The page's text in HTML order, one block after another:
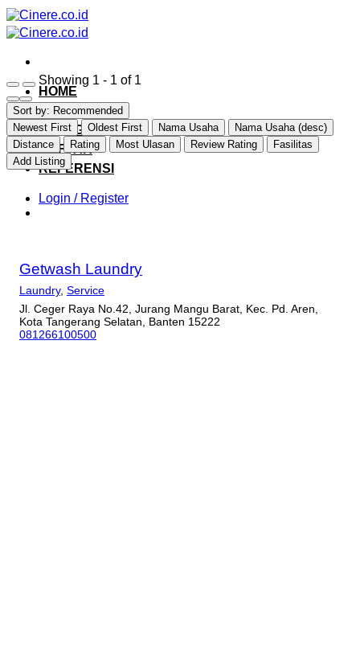
Skip
to
content
HOME
EXPLORE
CATEGORY
DAFTAR
REFERENSI
Login / Register
Showing 1 - 1 of 1
Sort by: Recommended
Newest First
Oldest First Nama Usaha
Nama Usaha (desc)
Distance
Rating Most Ulasan Review Rating
Fasilitas
Add Listing
Getwash Laundry
Laundry, Service
Jl. Ceger Raya No.42, Jurang Mangu Barat, Kec. Pd. Aren,
Kota Tangerang Selatan, Banten 15222
081266100500